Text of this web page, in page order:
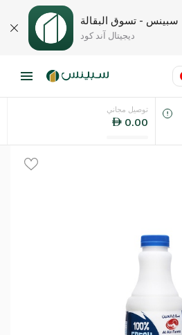
سبينس - تسوق البقالة
ديجيتال آند كود
اللغةتوصيل مجاني
0.00